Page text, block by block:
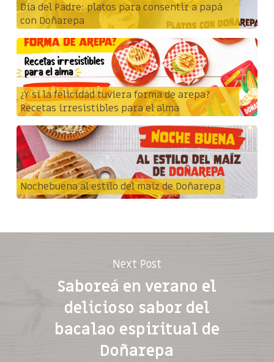
Día del Padre: platos para consentir a papá
con Doñarepa
¿Y si la felicidad tuviera forma de arepa?
Recetas irresistibles para el alma
Nochebuena al estilo del maíz de Doñarepa
Next Post
Saboreá en verano el
delicioso sabor del
bacalao espiritual de
Doñarepa